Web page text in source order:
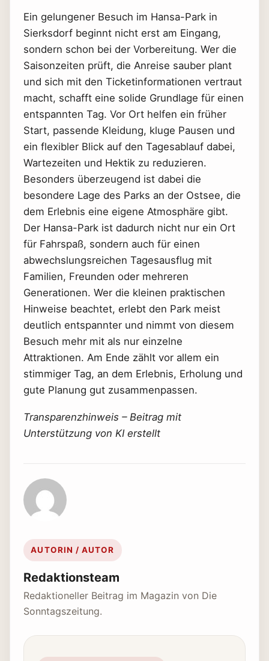
Ein gelungener Besuch im Hansa-Park in
Sierksdorf beginnt nicht erst am Eingang,
sondern schon bei der Vorbereitung. Wer die
Saisonzeiten prüft, die Anreise sauber plant
und sich mit den Ticketinformationen vertraut
macht, schafft eine solide Grundlage für einen
entspannten Tag. Vor Ort helfen ein früher
Start, passende Kleidung, kluge Pausen und
ein flexibler Blick auf den Tagesablauf dabei,
Wartezeiten und Hektik zu reduzieren.
Besonders überzeugend ist dabei die
besondere Lage des Parks an der Ostsee, die
dem Erlebnis eine eigene Atmosphäre gibt.
Der Hansa-Park ist dadurch nicht nur ein Ort
für Fahrspaß, sondern auch für einen
abwechslungsreichen Tagesausflug mit
Familien, Freunden oder mehreren
Generationen. Wer die kleinen praktischen
Hinweise beachtet, erlebt den Park meist
deutlich entspannter und nimmt von diesem
Besuch mehr mit als nur einzelne
Attraktionen. Am Ende zählt vor allem ein
stimmiger Tag, an dem Erlebnis, Erholung und
gute Planung gut zusammenpassen.
Transparenzhinweis – Beitrag mit
Unterstützung von KI erstellt
AUTORIN / AUTOR
Redaktionsteam
Redaktioneller Beitrag im Magazin von Die
Sonntagszeitung.